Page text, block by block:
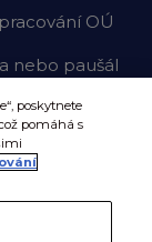
OÚ
nebo paušál
poskytnete
pomáhá s